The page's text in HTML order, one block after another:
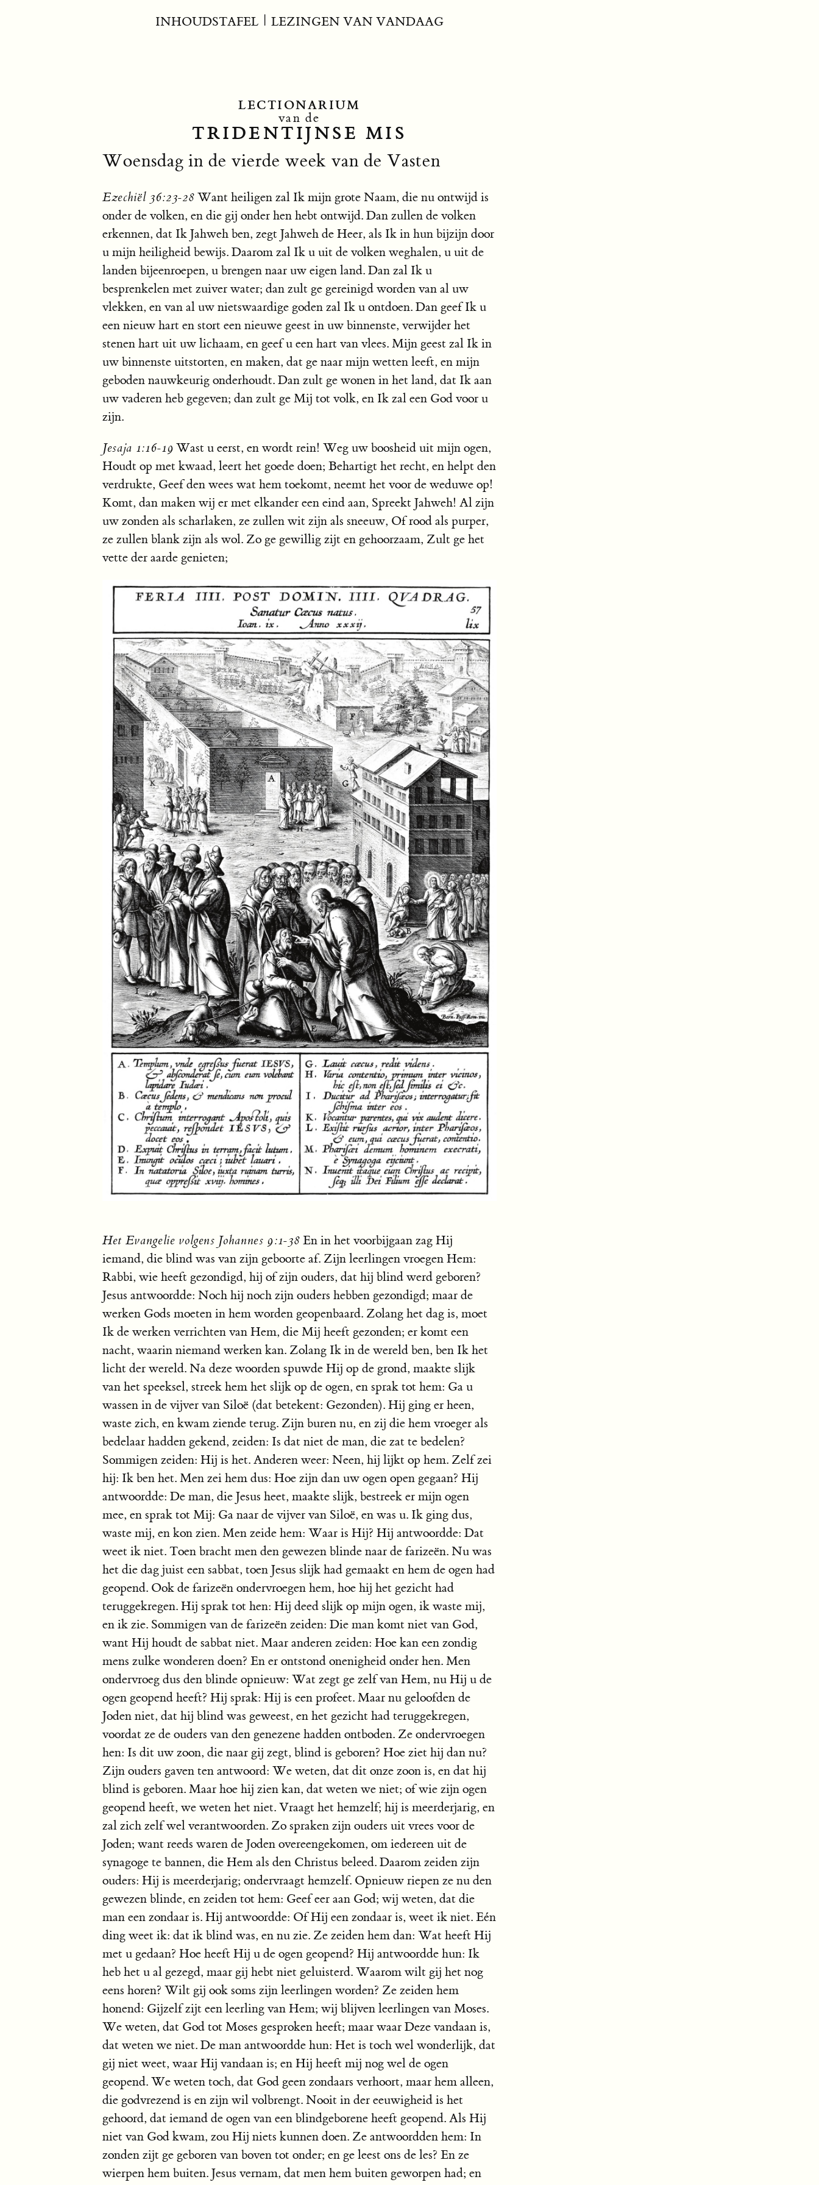
INHOUDSTAFEL| LEZINGEN VAN VANDAAG
LECTIONARIUM
van de
TRIDENTIJNSE MIS
Woensdag in de vierde week van de Vasten
Ezechiël 36:23-28 Want heiligen zal Ik mijn grote Naam, die nu ontwijd is
onder de volken, en die gij onder hen hebt ontwijd. Dan zullen de volken
erkennen, dat Ik Jahweh ben, zegt Jahweh de Heer, als Ik in hun bijzijn door
u mijn heiligheid bewijs. Daarom zal Ik u uit de volken weghalen, u uit de
landen bijeenroepen, u brengen naar uw eigen land. Dan zal Ik u
besprenkelen met zuiver water; dan zult ge gereinigd worden van al uw
vlekken, en van al uw nietswaardige goden zal Ik u ontdoen. Dan geef Ik u
een nieuw hart en stort een nieuwe geest in uw binnenste, verwijder het
stenen hart uit uw lichaam, en geef u een hart van vlees. Mijn geest zal Ik in
uw binnenste uitstorten, en maken, dat ge naar mijn wetten leeft, en mijn
geboden nauwkeurig onderhoudt. Dan zult ge wonen in het land, dat Ik aan
uw vaderen heb gegeven; dan zult ge Mij tot volk, en Ik zal een God voor u
zijn.
Jesaja 1:16-19 Wast u eerst, en wordt rein! Weg uw boosheid uit mijn ogen,
Houdt op met kwaad, leert het goede doen; Behartigt het recht, en helpt den
verdrukte, Geef den wees wat hem toekomt, neemt het voor de weduwe op!
Komt, dan maken wij er met elkander een eind aan, Spreekt Jahweh! Al zijn
uw zonden als scharlaken, ze zullen wit zijn als sneeuw, Of rood als purper,
ze zullen blank zijn als wol. Zo ge gewillig zijt en gehoorzaam, Zult ge het
vette der aarde genieten;
Het Evangelie volgens Johannes 9:1-38 En in het voorbijgaan zag Hij
iemand, die blind was van zijn geboorte af. Zijn leerlingen vroegen Hem:
Rabbi, wie heeft gezondigd, hij of zijn ouders, dat hij blind werd geboren?
Jesus antwoordde: Noch hij noch zijn ouders hebben gezondigd; maar de
werken Gods moeten in hem worden geopenbaard. Zolang het dag is, moet
Ik de werken verrichten van Hem, die Mij heeft gezonden; er komt een
nacht, waarin niemand werken kan. Zolang Ik in de wereld ben, ben Ik het
licht der wereld. Na deze woorden spuwde Hij op de grond, maakte slijk
van het speeksel, streek hem het slijk op de ogen, en sprak tot hem: Ga u
wassen in de vijver van Siloë (dat betekent: Gezonden). Hij ging er heen,
waste zich, en kwam ziende terug. Zijn buren nu, en zij die hem vroeger als
bedelaar hadden gekend, zeiden: Is dat niet de man, die zat te bedelen?
Sommigen zeiden: Hij is het. Anderen weer: Neen, hij lijkt op hem. Zelf zei
hij: Ik ben het. Men zei hem dus: Hoe zijn dan uw ogen open gegaan? Hij
antwoordde: De man, die Jesus heet, maakte slijk, bestreek er mijn ogen
mee, en sprak tot Mij: Ga naar de vijver van Siloë, en was u. Ik ging dus,
waste mij, en kon zien. Men zeide hem: Waar is Hij? Hij antwoordde: Dat
weet ik niet. Toen bracht men den gewezen blinde naar de farizeën. Nu was
het die dag juist een sabbat, toen Jesus slijk had gemaakt en hem de ogen had
geopend. Ook de farizeën ondervroegen hem, hoe hij het gezicht had
teruggekregen. Hij sprak tot hen: Hij deed slijk op mijn ogen, ik waste mij,
en ik zie. Sommigen van de farizeën zeiden: Die man komt niet van God,
want Hij houdt de sabbat niet. Maar anderen zeiden: Hoe kan een zondig
mens zulke wonderen doen? En er ontstond onenigheid onder hen. Men
ondervroeg dus den blinde opnieuw: Wat zegt ge zelf van Hem, nu Hij u de
ogen geopend heeft? Hij sprak: Hij is een profeet. Maar nu geloofden de
Joden niet, dat hij blind was geweest, en het gezicht had teruggekregen,
voordat ze de ouders van den genezene hadden ontboden. Ze ondervroegen
hen: Is dit uw zoon, die naar gij zegt, blind is geboren? Hoe ziet hij dan nu?
Zijn ouders gaven ten antwoord: We weten, dat dit onze zoon is, en dat hij
blind is geboren. Maar hoe hij zien kan, dat weten we niet; of wie zijn ogen
geopend heeft, we weten het niet. Vraagt het hemzelf; hij is meerderjarig, en
zal zich zelf wel verantwoorden. Zo spraken zijn ouders uit vrees voor de
Joden; want reeds waren de Joden overeengekomen, om iedereen uit de
synagoge te bannen, die Hem als den Christus beleed. Daarom zeiden zijn
ouders: Hij is meerderjarig; ondervraagt hemzelf. Opnieuw riepen ze nu den
gewezen blinde, en zeiden tot hem: Geef eer aan God; wij weten, dat die
man een zondaar is. Hij antwoordde: Of Hij een zondaar is, weet ik niet. Eén
ding weet ik: dat ik blind was, en nu zie. Ze zeiden hem dan: Wat heeft Hij
met u gedaan? Hoe heeft Hij u de ogen geopend? Hij antwoordde hun: Ik
heb het u al gezegd, maar gij hebt niet geluisterd. Waarom wilt gij het nog
eens horen? Wilt gij ook soms zijn leerlingen worden? Ze zeiden hem
honend: Gijzelf zijt een leerling van Hem; wij blijven leerlingen van Moses.
We weten, dat God tot Moses gesproken heeft; maar waar Deze vandaan is,
dat weten we niet. De man antwoordde hun: Het is toch wel wonderlijk, dat
gij niet weet, waar Hij vandaan is; en Hij heeft mij nog wel de ogen
geopend. We weten toch, dat God geen zondaars verhoort, maar hem alleen,
die godvrezend is en zijn wil volbrengt. Nooit in der eeuwigheid is het
gehoord, dat iemand de ogen van een blindgeborene heeft geopend. Als Hij
niet van God kwam, zou Hij niets kunnen doen. Ze antwoordden hem: In
zonden zijt ge geboren van boven tot onder; en ge leest ons de les? En ze
wierpen hem buiten. Jesus vernam, dat men hem buiten geworpen had; en